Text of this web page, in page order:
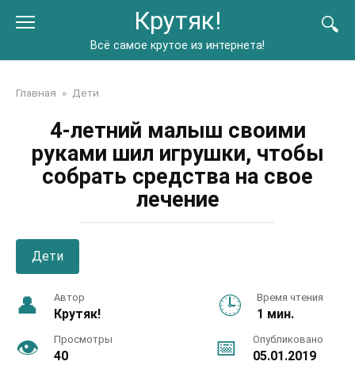
Крутяк!
Всё самое крутое из интернета!
Главная » Дети
4-летний малыш своими
руками шил игрушки, чтобы
собрать средства на свое
лечение
Дети
Автор
Крутяк!
Время чтения
1 мин.
Просмотры
40
Опубликовано
05.01.2019